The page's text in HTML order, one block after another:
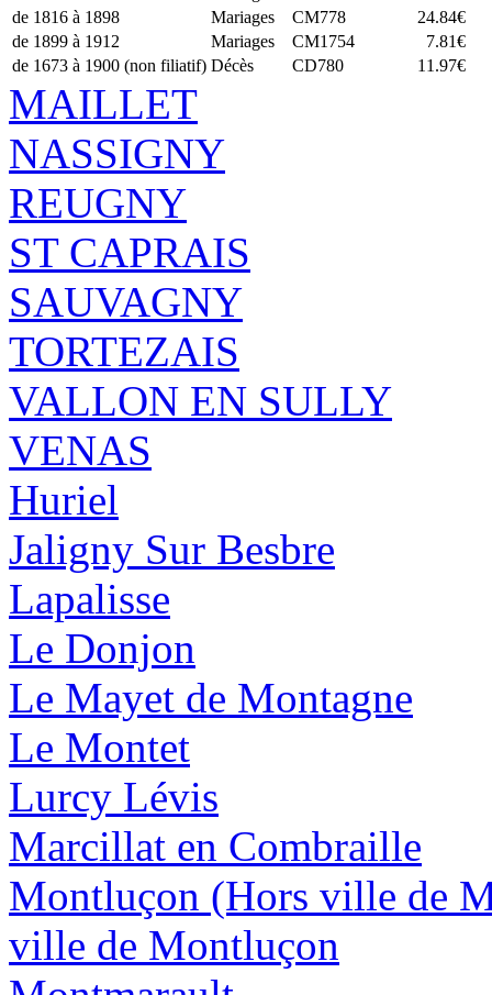
de 1816 à 1898
Mariages CM778
24.84€
de 1899 à 1912
Mariages CM1754
7.81€
de 1673 à 1900 (non filiatif) Décès CD780 11.97€
MAILLET
NASSIGNY
REUGNY
ST CAPRAIS
SAUVAGNY
TORTEZAIS
VALLON EN SULLY
VENAS
Huriel
Jaligny Sur Besbre
Lapalisse
Le Donjon
Le Mayet de Montagne
Le Montet
Lurcy Lévis
Marcillat en Combraille
Montluçon (Hors ville de
ville de Montluçon